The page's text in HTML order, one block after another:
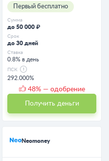
Первый бесплатно
Сумма
до 50 000 ₽
Срок
до 30 дней
Ставка
0.8% в день
ПСК
292.000%
48% — одобрение
Получить деньги
Neomoney